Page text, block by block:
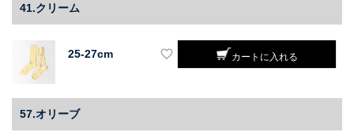
41.クリーム
25-27cm カートに入れる
57.オリーブ